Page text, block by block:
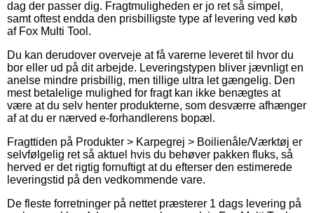
dag der passer dig. Fragtmuligheden er jo ret så simpel,
samt oftest endda den prisbilligste type af levering ved køb
af Fox Multi Tool.
Du kan derudover overveje at få varerne leveret til hvor du
bor eller ud på dit arbejde. Leveringstypen bliver jævnligt en
anelse mindre prisbillig, men tillige ultra let gængelig. Den
mest betalelige mulighed for fragt kan ikke benægtes at
være at du selv henter produkterne, som desværre afhænger
af at du er nærved e-forhandlerens bopæl.
Fragttiden på Produkter > Karpegrej > Boilienåle/Værktøj er
selvfølgelig ret så aktuel hvis du behøver pakken fluks, så
herved er det rigtig fornuftigt at du efterser den estimerede
leveringstid på den vedkommende vare.
De fleste forretninger på nettet præsterer 1 dags levering på